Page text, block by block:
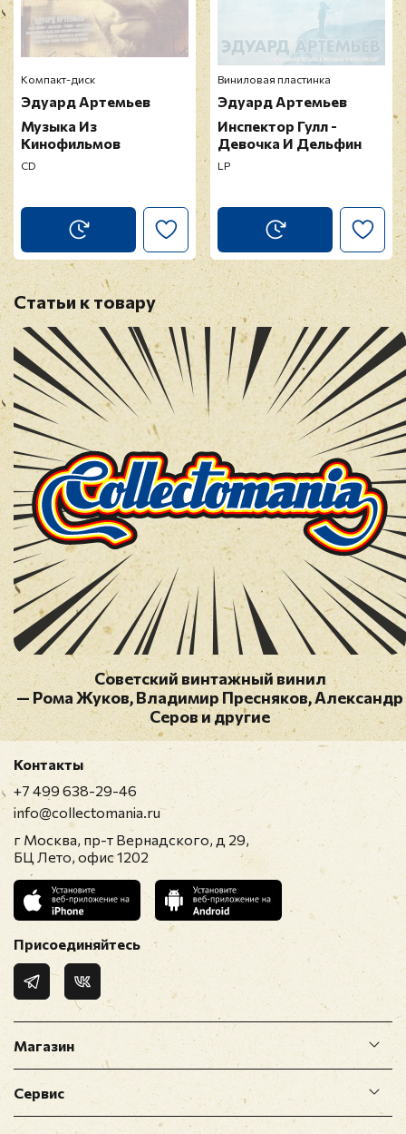
Отзыв*
Оставить отзыв
Перед публикацией отзывы проходят
модерацию
Компакт-диск
Эдуард Артемьев
Музыка Из
Кинофильмов
CD
Виниловая пластинка
Эдуард Артемьев
Инспектор Гулл -
Девочка И Дельфин
LP
Статьи к товару
Советский винтажный винил
— Рома Жуков, Владимир Пресняков, Александр
Серов и другие
Магазин
Сервис
Контакты
+7 499 638-29-46
info@collectomania.ru
г Москва, пр-т Вернадского, д 29,
БЦ Лето, офис 1202
Присоединяйтесь